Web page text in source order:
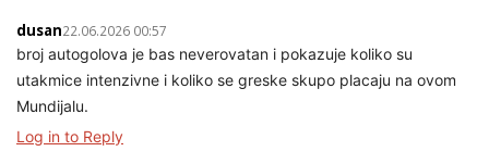
dusan22.06.2026 00:57
broj autogolova je bas neverovatan i pokazuje koliko su
utakmice intenzivne i koliko se greske skupo placaju na ovom
Mundijalu.
Log in to Reply